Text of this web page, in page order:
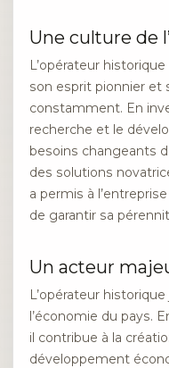
Une culture de
L’opérateur
son esprit pionnier et
constamment. En
recherche et le
besoins changeants
des solutions
a permis à
de garantir sa
Un acteur
L’opérateur
l’économie du pays.
il contribue à la
développement